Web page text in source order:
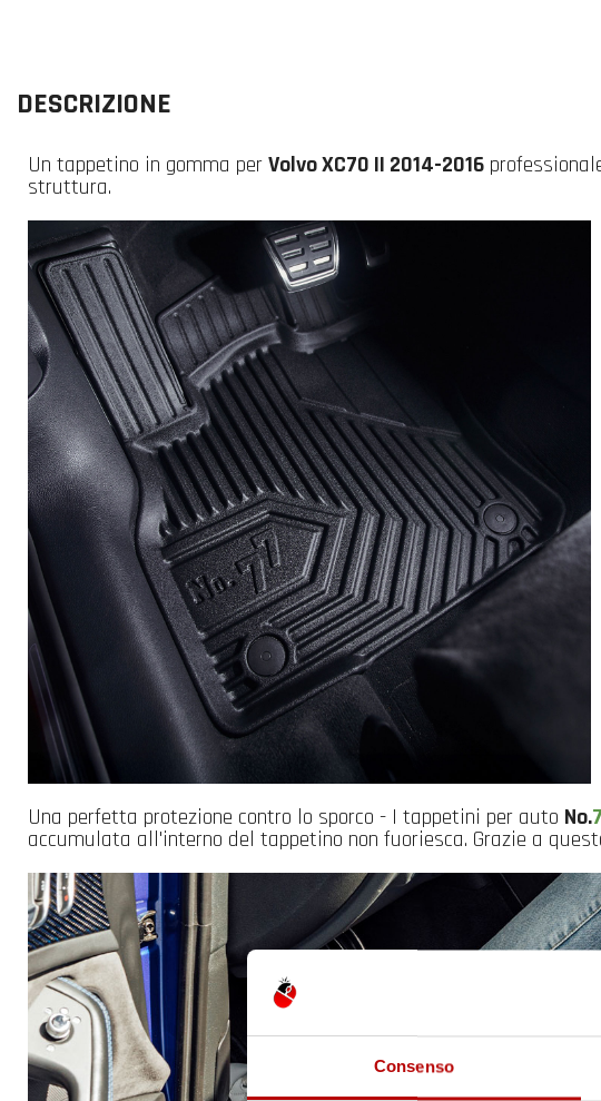
Consenso
DESCRIZIONE
Un tappetino in gomma perVolvo XC70 II 2014-2016
struttura.
Una perfetta protezione contro lo sporco - I tappetini per auto No.
accumulata all'interno del tappetino non fuoriesca. Grazie a